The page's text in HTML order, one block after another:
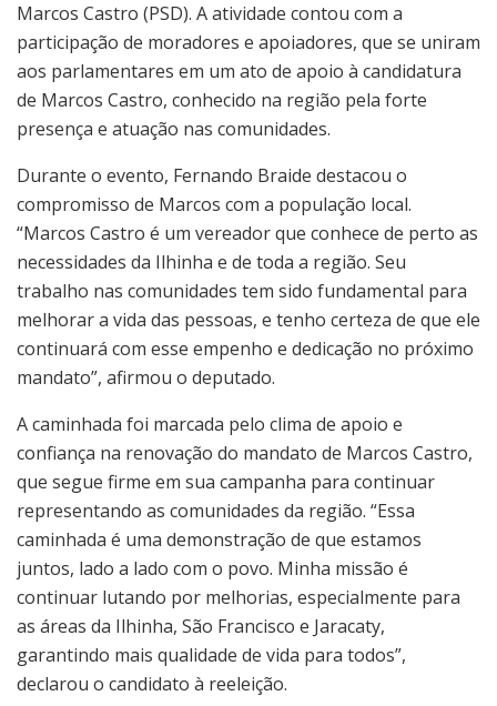
Marcos Castro (PSD). A atividade contou com a
participação de moradores e apoiadores, que se uniram
aos parlamentares em um ato de apoio à candidatura
de Marcos Castro, conhecido na região pela forte
presença e atuação nas comunidades.
Durante o evento, Fernando Braide destacou o
compromisso de Marcos com a população local.
“Marcos Castro é um vereador que conhece de perto as
necessidades da Ilhinha e de toda a região. Seu
trabalho nas comunidades tem sido fundamental para
melhorar a vida das pessoas, e tenho certeza de que ele
continuará com esse empenho e dedicação no próximo
mandato”, afirmou o deputado.
A caminhada foi marcada pelo clima de apoio e
confiança na renovação do mandato de Marcos Castro,
que segue firme em sua campanha para continuar
representando as comunidades da região. “Essa
caminhada é uma demonstração de que estamos
juntos, lado a lado com o povo. Minha missão é
continuar lutando por melhorias, especialmente para
as áreas da Ilhinha, São Francisco e Jaracaty,
garantindo mais qualidade de vida para todos”,
declarou o candidato à reeleição.